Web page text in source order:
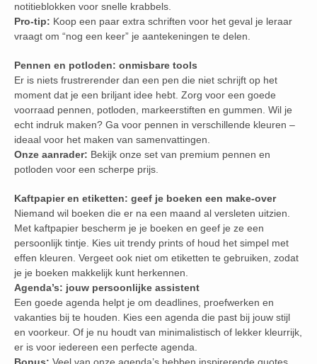
notitieblokken voor snelle krabbels.
Pro-tip: Koop een paar extra schriften voor het geval je leraar
vraagt om “nog een keer” je aantekeningen te delen.
Pennen en potloden: onmisbare tools
Er is niets frustrerender dan een pen die niet schrijft op het
moment dat je een briljant idee hebt. Zorg voor een goede
voorraad pennen, potloden, markeerstiften en gummen. Wil je
echt indruk maken? Ga voor pennen in verschillende kleuren –
ideaal voor het maken van samenvattingen.
Onze aanrader: Bekijk onze set van premium pennen en
potloden voor een scherpe prijs.
Kaftpapier en etiketten: geef je boeken een make-over
Niemand wil boeken die er na een maand al versleten uitzien.
Met kaftpapier bescherm je je boeken en geef je ze een
persoonlijk tintje. Kies uit trendy prints of houd het simpel met
effen kleuren. Vergeet ook niet om etiketten te gebruiken, zodat
je je boeken makkelijk kunt herkennen.
Agenda’s: jouw persoonlijke assistent
Een goede agenda helpt je om deadlines, proefwerken en
vakanties bij te houden. Kies een agenda die past bij jouw stijl
en voorkeur. Of je nu houdt van minimalistisch of lekker kleurrijk,
er is voor iedereen een perfecte agenda.